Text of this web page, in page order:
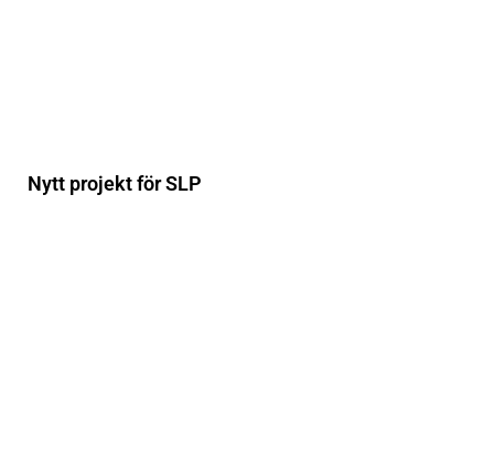
Nytt projekt för SLP